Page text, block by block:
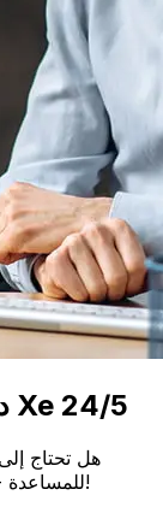
دعم خبراء النقل العالمي للخبراء Xe 24/5
هل تحتاج
للمساعدة - تواصل معنا اليوم للحصول على دعم مخصص!